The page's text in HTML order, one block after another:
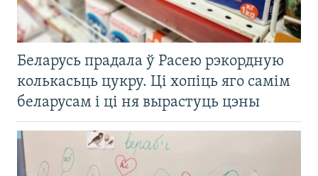
Беларусь прадала ў Расею рэкордную
колькасьць цукру. Ці хопіць яго самім
беларусам і ці ня вырастуць цэны